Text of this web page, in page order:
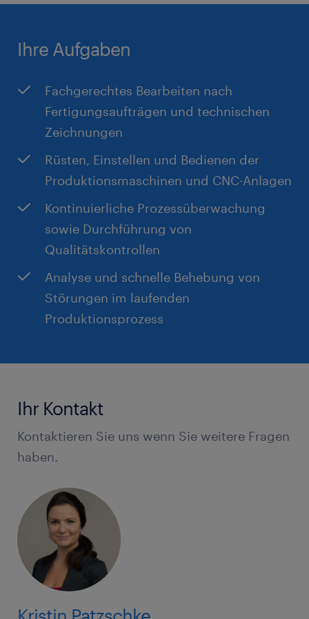
Ausgezeichnete Chancen auf Übernahme durch
Ihre Aufgaben
Fachgerechtes Bearbeiten nach
Fertigungsaufträgen und technischen
Zeichnungen
Rüsten, Einstellen und Bedienen der
Produktionsmaschinen und CNC-Anlagen
Kontinuierliche Prozessüberwachung
sowie Durchführung von
Qualitätskontrollen
Analyse und schnelle Behebung von
Störungen im laufenden
Produktionsprozess
Ihr Kontakt
Kontaktieren Sie uns wenn Sie weitere Fragen
haben.